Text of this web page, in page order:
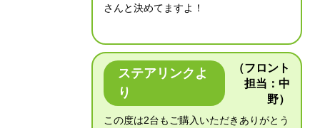
さんと決めてますよ！
ステアリンクよ
り
（フロント
担当：中
野）
この度は2台もご購入いただきありがとう